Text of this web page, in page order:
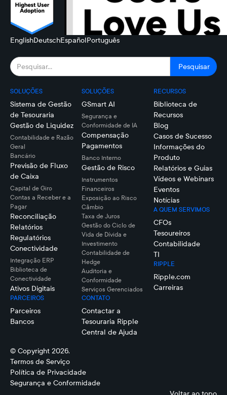
EnglishDeutschEspañolPortuguês
SOLUÇÕES
Sistema de Gestão
de Tesouraria
Gestão de Liquidez
Contabilidade e Razão
Geral
Bancário
Previsão de Fluxo
de Caixa
Capital de Giro
Contas a Receber e a
Pagar
Reconciliação
Relatórios
Regulatórios
Conectividade
Integração ERP
Biblioteca de
Conectividade
Ativos Digitais
PARCEIROS
Parceiros
Bancos
SOLUÇÕES
GSmart AI
Segurança e
Conformidade de IA
Compensação
Pagamentos
Banco Interno
Gestão de Risco
Instrumentos
Financeiros
Exposição ao Risco
Câmbio
Taxa de Juros
Gestão do Ciclo de
Vida de Dívida e
Investimento
Contabilidade de
Hedge
Auditoria e
Conformidade
Serviços Gerenciados
CONTATO
Contactar a
Tesouraria Ripple
Central de Ajuda
RECURSOS
Biblioteca de
Recursos
Blog
Casos de Sucesso
Informações do
Produto
Relatórios e Guias
Vídeos e Webinars
Eventos
Notícias
A QUEM SERVIMOS
CFOs
Tesoureiros
Contabilidade
TI
RIPPLE
Ripple.com
Carreiras
© Copyright 2026.
Termos de Serviço
Política de Privacidade
Segurança e Conformidade